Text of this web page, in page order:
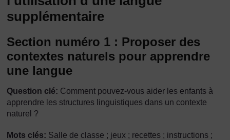
supplémentaire
Section numéro 1 : Proposer des
contextes naturels pour apprendre
une langue
Question clé: Comment pouvez-vous aider les enfants à
apprendre les structures linguistiques dans un contexte
naturel ?
Mots clés: Salle de classe ; jeux ; recettes ; instructions ;